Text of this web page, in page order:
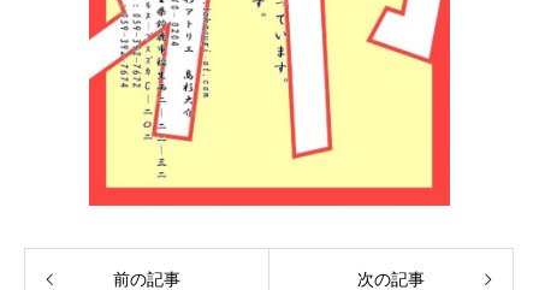
前の記事 次の記事